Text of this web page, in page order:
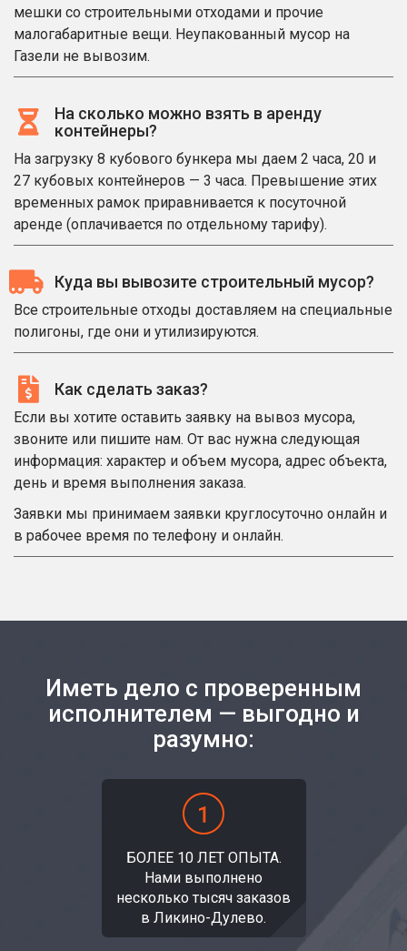
мешки со строительными отходами и прочие
малогабаритные вещи. Неупакованный мусор на
Газели не вывозим.
На сколько можно взять в аренду
контейнеры?
На загрузку 8 кубового бункера мы даем 2 часа, 20 и
27 кубовых контейнеров — 3 часа. Превышение этих
временных рамок приравнивается к посуточной
аренде (оплачивается по отдельному тарифу).
Куда вы вывозите строительный мусор?
Все строительные отходы доставляем на специальные
полигоны, где они и утилизируются.
Как сделать заказ?
Если вы хотите оставить заявку на вывоз мусора,
звоните или пишите нам. От вас нужна следующая
информация: характер и объем мусора, адрес объекта,
день и время выполнения заказа.
Заявки мы принимаем заявки круглосуточно онлайн и
в рабочее время по телефону и онлайн.
Иметь дело с проверенным
исполнителем — выгодно и
разумно:
БОЛЕЕ 10 ЛЕТ ОПЫТА.
Нами выполнено
несколько тысяч заказов
в Ликино-Дулево.